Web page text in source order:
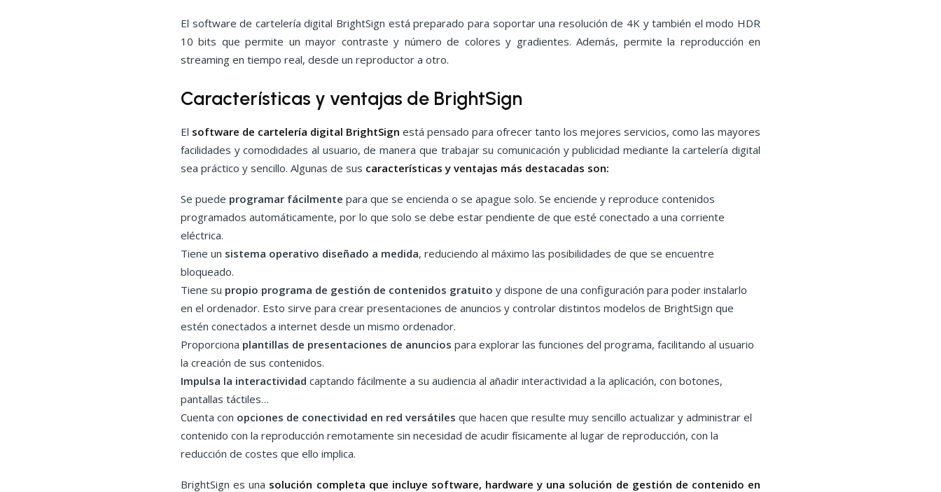
El software de cartelería digital BrightSign está preparado para soportar una resolución de 4K y también el modo HDR
10 bits que permite un mayor contraste y número de colores y gradientes. Además, permite la reproducción en
streaming en tiempo real, desde un reproductor a otro.
Características y ventajas de BrightSign
El software de cartelería digital BrightSign está pensado para ofrecer tanto los mejores servicios, como las mayores
facilidades y comodidades al usuario, de manera que trabajar su comunicación y publicidad mediante la cartelería digital
sea práctico y sencillo. Algunas de sus características y ventajas más destacadas son:
Se puede programar fácilmente para que se encienda o se apague solo. Se enciende y reproduce contenidos
programados automáticamente, por lo que solo se debe estar pendiente de que esté conectado a una corriente
eléctrica.
Tiene un sistema operativo diseñado a medida, reduciendo al máximo las posibilidades de que se encuentre
bloqueado.
Tiene su propio programa de gestión de contenidos gratuito y dispone de una configuración para poder instalarlo
en el ordenador. Esto sirve para crear presentaciones de anuncios y controlar distintos modelos de BrightSign que
estén conectados a internet desde un mismo ordenador.
Proporciona plantillas de presentaciones de anuncios para explorar las funciones del programa, facilitando al usuario
la creación de sus contenidos.
Impulsa la interactividad captando fácilmente a su audiencia al añadir interactividad a la aplicación, con botones,
pantallas táctiles…
Cuenta con opciones de conectividad en red versátiles que hacen que resulte muy sencillo actualizar y administrar el
contenido con la reproducción remotamente sin necesidad de acudir físicamente al lugar de reproducción, con la
reducción de costes que ello implica.
BrightSign es una solución completa que incluye software, hardware y una solución de gestión de contenido en